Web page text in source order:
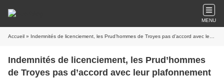
MENU
Accueil » Indemnités de licenciement, les Prud’hommes de Troyes pas d’accord avec leur plafonnement
Indemnités de licenciement, les Prud’hommes
de Troyes pas d’accord avec leur plafonnement